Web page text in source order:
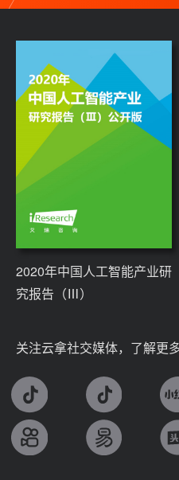
2020年中国人工智能产业研
究报告（Ⅲ）
关注云拿社交媒体，了解更